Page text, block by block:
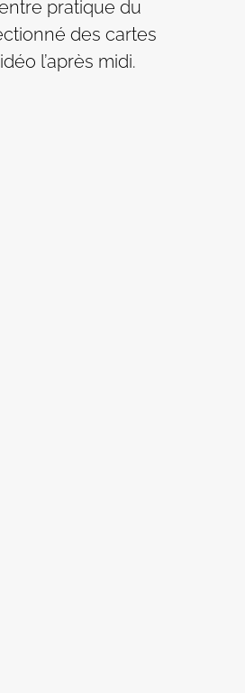
pratique du
des cartes
l’après midi.